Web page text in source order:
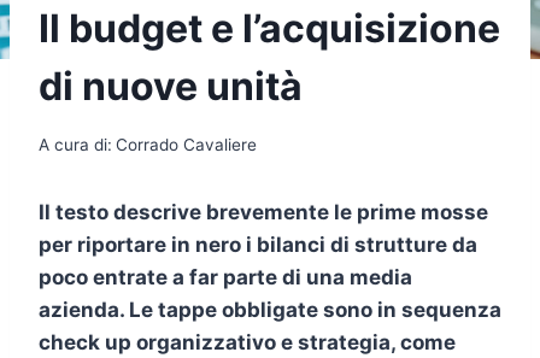
Il budget e l’acquisizione
di nuove unità
A cura di: Corrado Cavaliere
Il testo descrive brevemente le prime mosse
per riportare in nero i bilanci di strutture da
poco entrate a far parte di una media
azienda. Le tappe obbligate sono in sequenza
check up organizzativo e strategia, come